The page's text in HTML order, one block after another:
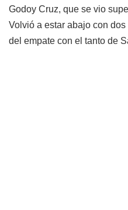
Godoy Cruz, que se vio
Volvió a estar abajo con
del empate con el tanto de